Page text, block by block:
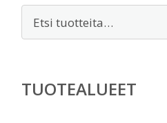
TUOTEALUEET